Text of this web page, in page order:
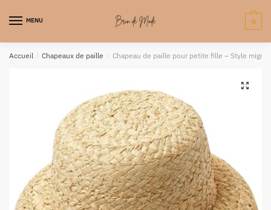
MENU 0
Accueil / Chapeaux de paille / Chapeau de paille pour petite fille – Style
🔍